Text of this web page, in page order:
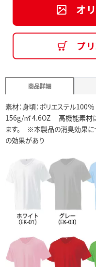
オ
プ
商品詳細
素材：身頃：ポリエステル100
156g/㎡ 4.6OZ 高機能素材に
ます。 ※本製品の消臭効果に
の効果があり